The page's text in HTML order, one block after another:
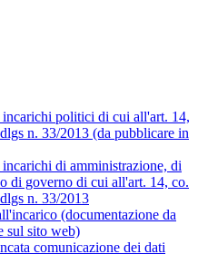
politici di cui all'art. 14,
n. 33/2013 (da pubblicare in
di amministrazione, di
di governo di cui all'art. 14, co.
n. 33/2013
(documentazione da
sul sito web)
comunicazione dei dati